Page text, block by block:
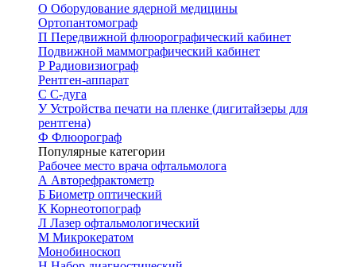
О Оборудование ядерной медицины
Ортопантомограф
П Передвижной флюорографический кабинет
Подвижной маммографический кабинет
Р Радиовизиограф
Рентген-аппарат
С С-дуга
УУстройства печати на пленке (дигитайзеры для
рентгена)
Ф Флюорограф
Популярные категории
Рабочее место врача офтальмолога
А Авторефрактометр
Б Биометр оптический
К Корнеотопограф
Л Лазер офтальмологический
М Микрокератом
Монобиноскоп